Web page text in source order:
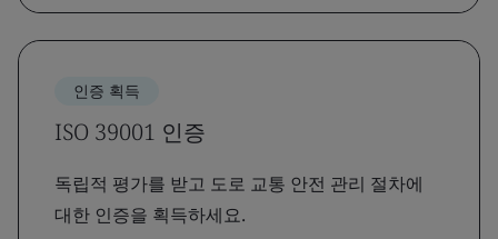
인증 획득
ISO 39001 인증
독립적 평가를 받고 도로 교통 안전 관리 절차에
대한 인증을 획득하세요.